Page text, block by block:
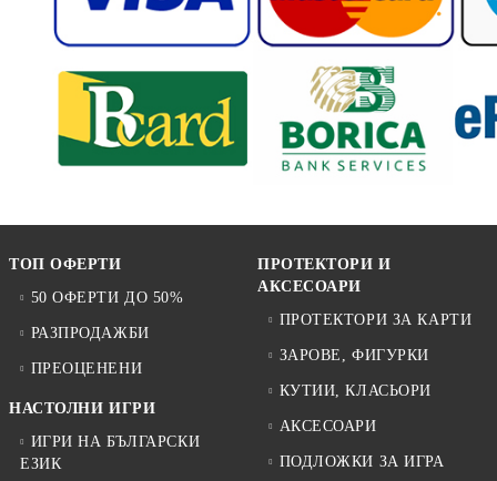
ТОП ОФЕРТИ
50 ОФЕРТИ ДО 50%
РАЗПРОДАЖБИ
ПРЕОЦЕНЕНИ
НАСТОЛНИ ИГРИ
ИГРИ НА БЪЛГАРСКИ
ЕЗИК
ПРОТЕКТОРИ И
АКСЕСОАРИ
ПРОТЕКТОРИ ЗА КАРТИ
ЗАРОВЕ, ФИГУРКИ
КУТИИ, КЛАСЬОРИ
АКСЕСОАРИ
ПОДЛОЖКИ ЗА ИГРА